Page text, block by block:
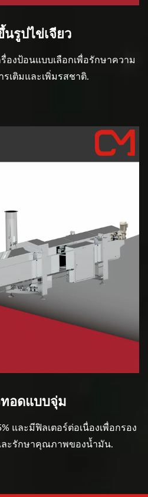
นรูปไข่เจียว
องป้อนแบบเลือกเพื่อรักษาความ
เติมและเพิ่มรสชาติ.
ทอดแบบจุ่ม
และมีฟิลเตอร์ต่อเนื่องเพื่อกรอง
ละรักษาคุณภาพของน้ำมัน.